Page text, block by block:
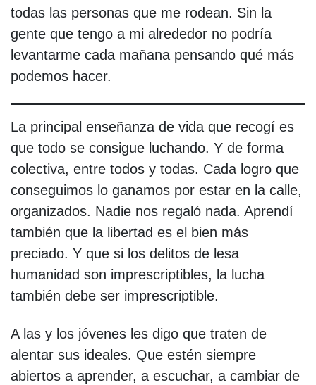
todas las personas que me rodean. Sin la
gente que tengo a mi alrededor no podría
levantarme cada mañana pensando qué más
podemos hacer.
La principal enseñanza de vida que recogí es
que todo se consigue luchando. Y de forma
colectiva, entre todos y todas. Cada logro que
conseguimos lo ganamos por estar en la calle,
organizados. Nadie nos regaló nada. Aprendí
también que la libertad es el bien más
preciado. Y que si los delitos de lesa
humanidad son imprescriptibles, la lucha
también debe ser imprescriptible.
A las y los jóvenes les digo que traten de
alentar sus ideales. Que estén siempre
abiertos a aprender, a escuchar, a cambiar de